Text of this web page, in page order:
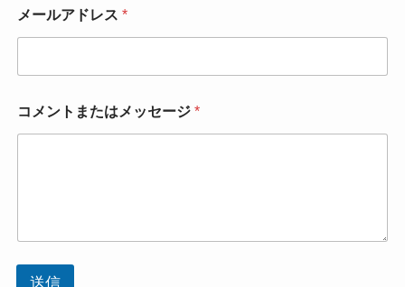
メールアドレス *
コメントまたはメッセージ *
送信